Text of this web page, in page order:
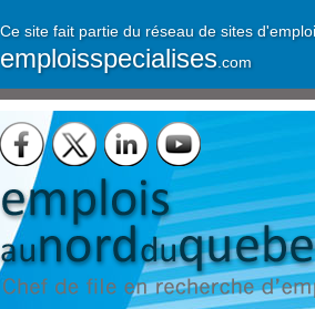
Ce site fait partie du réseau de sites d'emploi
emploisspecialises .com